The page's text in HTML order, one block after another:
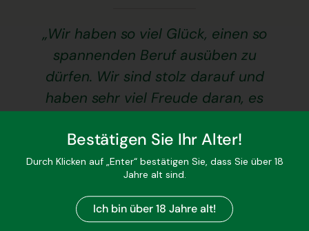
„Wir haben so viel Glück, einen so
spannenden Beruf ausüben zu
dürfen. Wir sind stolz darauf und
haben sehr viel Freude daran, es
William und Thierry Bourmault,
Winzer
Bestätigen Sie Ihr Alter!
Durch Klicken auf „Enter“ bestätigen Sie, dass Sie über 18
Jahre alt sind.
Ich bin über 18 Jahre alt!